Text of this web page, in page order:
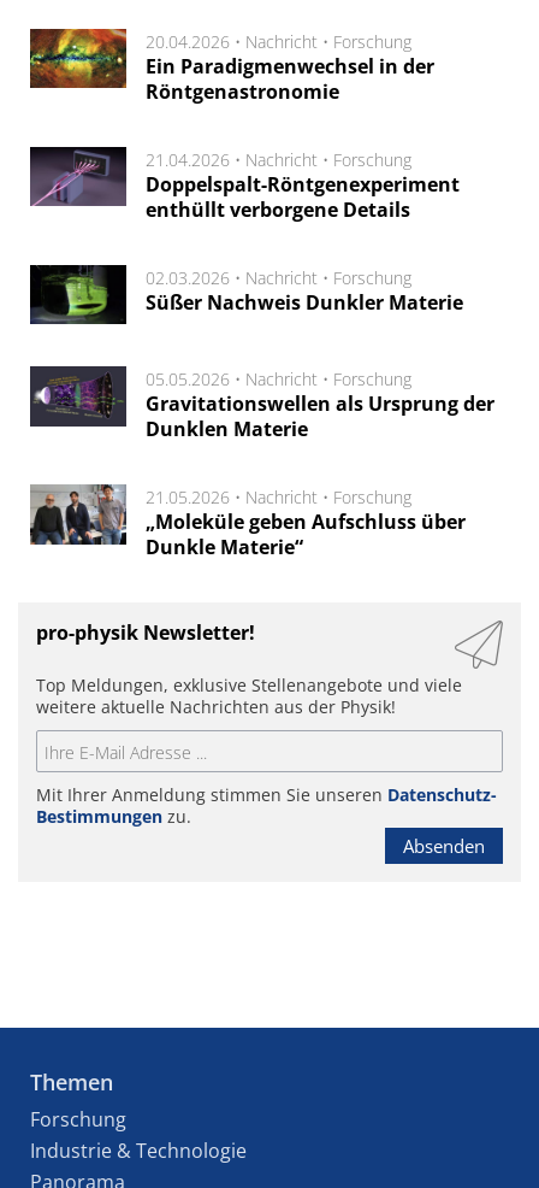
20.04.2026 • Nachricht • Forschung
Ein Paradigmenwechsel in der
Röntgenastronomie
21.04.2026 • Nachricht • Forschung
Doppelspalt-Röntgenexperiment
enthüllt verborgene Details
02.03.2026 • Nachricht • Forschung
Süßer Nachweis Dunkler Materie
05.05.2026 • Nachricht • Forschung
Gravitationswellen als Ursprung der
Dunklen Materie
21.05.2026 • Nachricht • Forschung
„Moleküle geben Aufschluss über
Dunkle Materie“
pro-physik Newsletter!
Top Meldungen, exklusive Stellenangebote und viele
weitere aktuelle Nachrichten aus der Physik!
Mit Ihrer Anmeldung stimmen Sie unseren Datenschutz-
Bestimmungen zu.
Absenden
Themen
Forschung
Industrie & Technologie
Panorama